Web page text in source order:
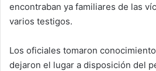
encontraban ya familiares de las
varios testigos.
Los oficiales tomaron
dejaron el lugar a disposición del